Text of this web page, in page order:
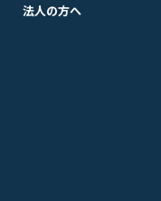
法人の方へ